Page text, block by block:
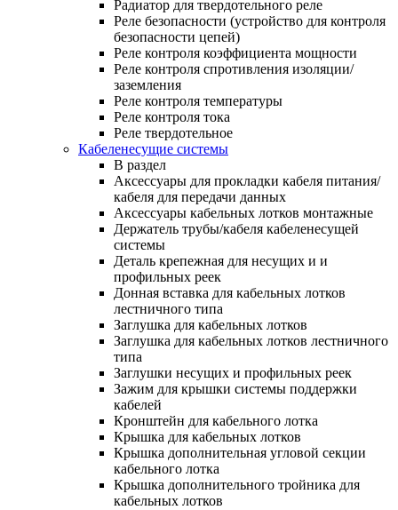
Радиатор для твердотельного реле
Реле безопасности (устройство для контроля
безопасности цепей)
Реле контроля коэффициента мощности
Реле контроля спротивления изоляции/
заземления
Реле контроля температуры
Реле контроля тока
Реле твердотельное
Кабеленесущие системы
В раздел
Аксессуары для прокладки кабеля питания/
кабеля для передачи данных
Аксессуары кабельных лотков монтажные
Держатель трубы/кабеля кабеленесущей
системы
Деталь крепежная для несущих и и
профильных реек
Донная вставка для кабельных лотков
лестничного типа
Заглушка для кабельных лотков
Заглушка для кабельных лотков лестничного
типа
Заглушки несущих и профильных реек
Зажим для крышки системы поддержки
кабелей
Кронштейн для кабельного лотка
Крышка для кабельных лотков
Крышка дополнительная угловой секции
кабельного лотка
Крышка дополнительного тройника для
кабельных лотков